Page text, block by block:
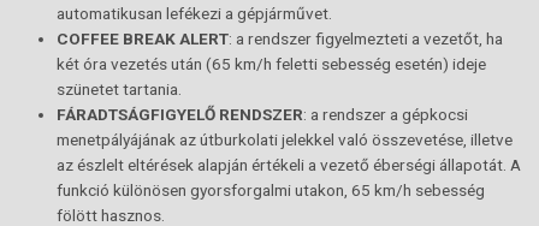
automatikusan lefékezi a gépjárművet.
COFFEE BREAK ALERT: a rendszer figyelmezteti a vezetőt, ha
két óra vezetés után (65 km/h feletti sebesség esetén) ideje
szünetet tartania.
FÁRADTSÁGFIGYELŐ RENDSZER: a rendszer a gépkocsi
menetpályájának az útburkolati jelekkel való összevetése, illetve
az észlelt eltérések alapján értékeli a vezető éberségi állapotát. A
funkció különösen gyorsforgalmi utakon, 65 km/h sebesség
fölött hasznos.